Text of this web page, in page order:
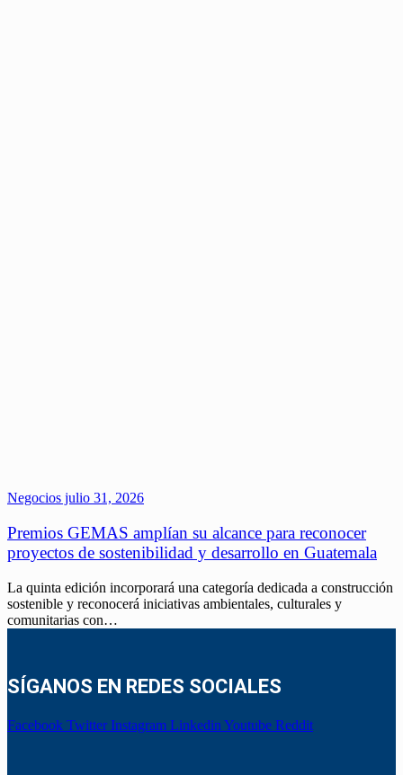
Negocios julio 31, 2026
Premios GEMAS amplían su alcance para reconocer
proyectos de sostenibilidad y desarrollo en Guatemala
La quinta edición incorporará una categoría dedicada a construcción
sostenible y reconocerá iniciativas ambientales, culturales y
comunitarias con…
SÍGANOS EN REDES SOCIALES
Facebook Twitter Instagram Linkedin Youtube Reddit